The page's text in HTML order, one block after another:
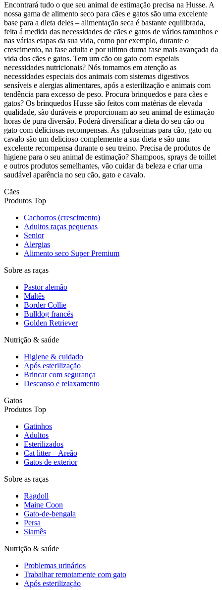
Encontrará tudo o que seu animal de estimação precisa na Husse. A
nossa gama de alimento seco para cães e gatos são uma excelente
base para a dieta deles – alimentação seca é bastante equilibrada,
feita á medida das necessidades de cães e gatos de vários tamanhos e
nas várias etapas da sua vida, como por exemplo, durante o
crescimento, na fase adulta e por ultimo duma fase mais avançada da
vida dos cães e gatos. Tem um cão ou gato com espeiais
necessidades nutricionais? Nós tomamos em atenção as
necessidades especiais dos animais com sistemas digestivos
sensíveis e alergias alimentares, após a esterilização e animais com
tendência para excesso de peso. Procura brinquedos e para cães e
gatos? Os brinquedos Husse são feitos com matérias de elevada
qualidade, são duráveis e proporcionam ao seu animal de estimação
horas de pura diversão. Poderá diversificar a dieta do seu cão ou
gato com deliciosas recompensas. As guloseimas para cão, gato ou
cavalo são um delicioso complemente a sua dieta e são uma
excelente recompensa durante o seu treino. Precisa de produtos de
higiene para o seu animal de estimação? Shampoos, sprays de toillet
e outros produtos semelhantes, vão cuidar da beleza e criar uma
saudável aparência no seu cão, gato e cavalo.
Cães
Produtos Top
Cachorros (crescimento)
Adultos raças pequenas
Senior
Alergias
Alimento seco Super Premium
Sobre as raças
Pastor alemão
Maltês
Border Collie
Bulldog francês
Golden Retriever
Nutrição & saúde
Higiene & cuidado
Após esterilização
Brincar com segurança
Descanso e relaxamento
Gatos
Produtos Top
Gatinhos
Adultos
Esterilizados
Cat litter – Areão
Gatos de exterior
Sobre as raças
Ragdoll
Maine Coon
Gato-de-bengala
Persa
Siamês
Nutrição & saúde
Problemas urinários
Trabalhar remotamente com gato
Após esterilização